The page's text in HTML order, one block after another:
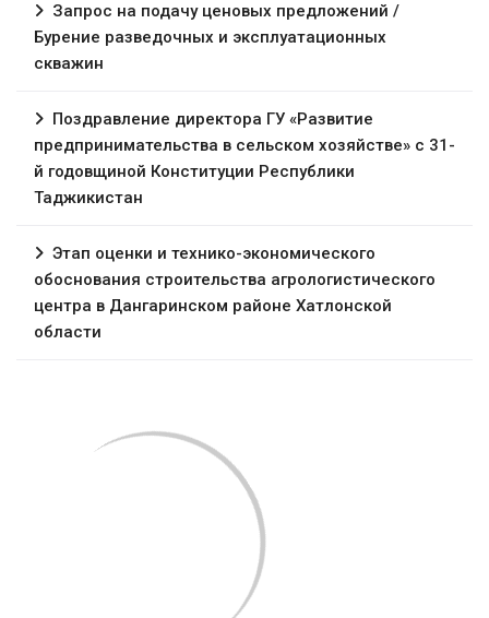
Запрос на подачу ценовых предложений /
Бурение разведочных и эксплуатационных
скважин
Поздравление директора ГУ «Развитие
предпринимательства в сельском хозяйстве» с 31-
й годовщиной Конституции Республики
Таджикистан
Этап оценки и технико-экономического
обоснования строительства агрологистического
центра в Дангаринском районе Хатлонской
области